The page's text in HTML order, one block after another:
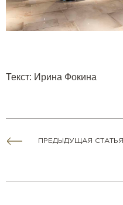
Текст: Ирина Фокина
ПРЕДЫДУЩАЯ СТАТЬЯ